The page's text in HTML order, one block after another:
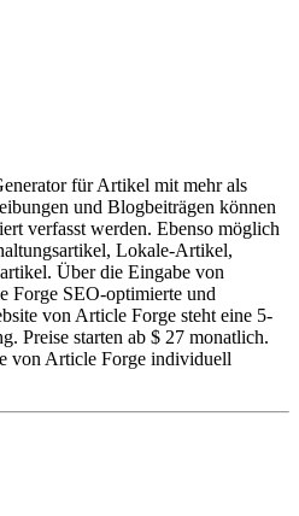
für Artikel mit mehr als
und Blogbeiträgen können
verfasst werden. Ebenso möglich
Lokale-Artikel,
Über die Eingabe von
Forge SEO-optimierte und
von Article Forge steht eine 5-
Preise starten ab $ 27 monatlich.
von Article Forge individuell